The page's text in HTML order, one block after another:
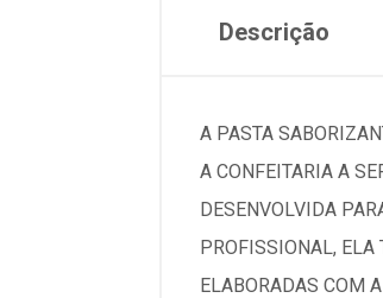
Descrição
A PASTA
A CONFEITARIA A
DESENVOLVIDA
PROFISSIONAL, ELA
ELABORADAS COM